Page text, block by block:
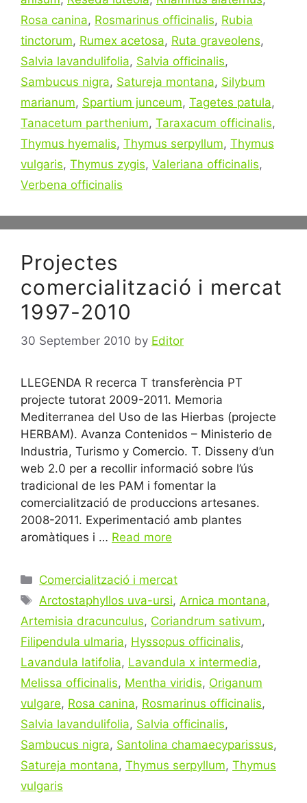
Rosa canina, Rosmarinus officinalis, Rubia
tinctorum, Rumex acetosa, Ruta graveolens,
Salvia lavandulifolia, Salvia officinalis,
Sambucus nigra, Satureja montana, Silybum
marianum, Spartium junceum, Tagetes patula,
Tanacetum parthenium, Taraxacum officinalis,
Thymus hyemalis, Thymus serpyllum, Thymus
vulgaris, Thymus zygis, Valeriana officinalis,
Verbena officinalis
Projectes
comercialització i mercat
1997-2010
30 September 2010 by Editor
LLEGENDA R recerca T transferència PT
projecte tutorat 2009-2011. Memoria
Mediterranea del Uso de las Hierbas (projecte
HERBAM). Avanza Contenidos – Ministerio de
Industria, Turismo y Comercio. T. Disseny d’un
web 2.0 per a recollir informació sobre l’ús
tradicional de les PAM i fomentar la
comercialització de produccions artesanes.
2008-2011. Experimentació amb plantes
aromàtiques i … Read more
Categories
Comercialització i mercat
Tags
Arctostaphyllos uva-ursi, Arnica montana,
Artemisia dracunculus, Coriandrum sativum,
Filipendula ulmaria, Hyssopus officinalis,
Lavandula latifolia, Lavandula x intermedia,
Melissa officinalis, Mentha viridis, Origanum
vulgare, Rosa canina, Rosmarinus officinalis,
Salvia lavandulifolia, Salvia officinalis,
Sambucus nigra, Santolina chamaecyparissus,
Satureja montana, Thymus serpyllum, Thymus
vulgaris